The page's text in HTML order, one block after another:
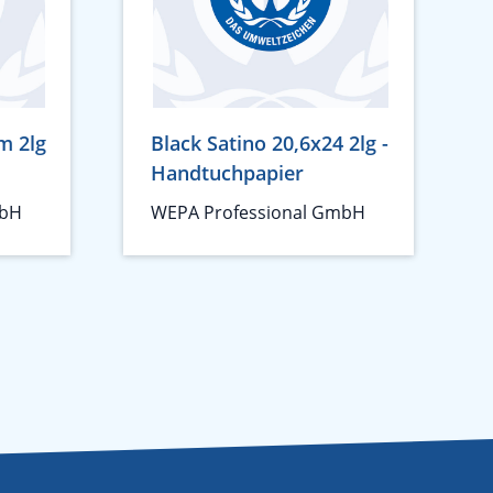
2lg
Black Satino 20,6x24 2lg -
Handtuchpapier
WEPA Professional GmbH